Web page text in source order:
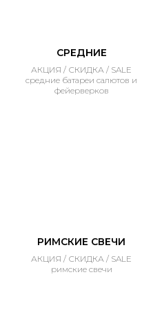
СРЕДНИЕ
АКЦИЯ / СКИДКА / SALE
средние батареи салютов и
фейерверков
РИМСКИЕ СВЕЧИ
АКЦИЯ / СКИДКА / SALE
римские свечи